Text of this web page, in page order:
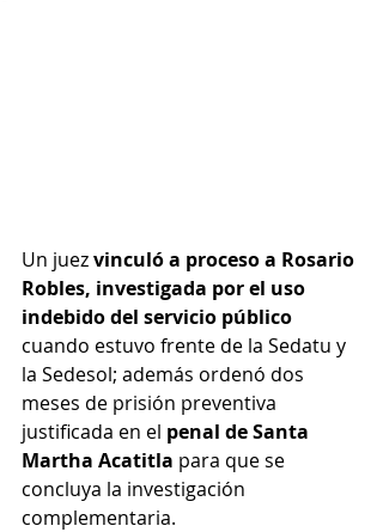
Un juez vinculó a proceso a Rosario
Robles, investigada por el uso
indebido del servicio público
cuando estuvo frente de la Sedatu y
la Sedesol; además ordenó dos
meses de prisión preventiva
justificada en el penal de Santa
Martha Acatitla para que se
concluya la investigación
complementaria.